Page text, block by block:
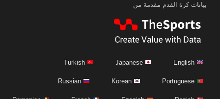
بيانات كرة القدم مقدمة من
English
Japanese
Turkish
Portuguese
Korean
Russian